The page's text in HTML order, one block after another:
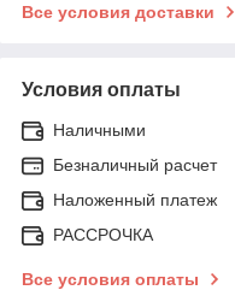
Все условия доставки
Условия оплаты
Наличными
Безналичный расчет
Наложенный платеж
РАССРОЧКА
Все условия оплаты